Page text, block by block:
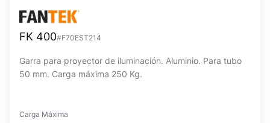
FK 400#F70EST214
Garra para proyector de iluminación. Aluminio. Para tubo
50 mm. Carga máxima 250 Kg.
Carga Máxima